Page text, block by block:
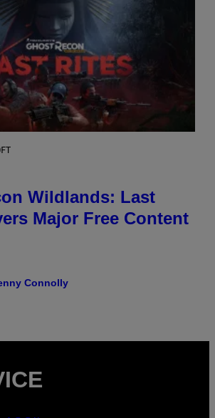
Wildlands: Last
Major Free Content
Connolly